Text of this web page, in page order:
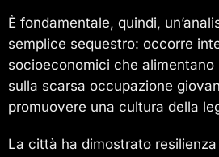
È fondamentale, quindi,
semplice sequestro: occorre
socioeconomici che
sulla scarsa occupazione
promuovere una cultura della
La città ha dimostrato